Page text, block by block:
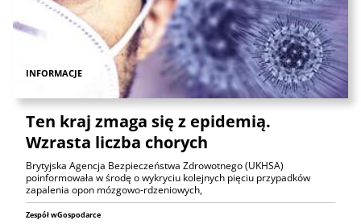
INFORMACJE
Ten kraj zmaga się z epidemią.
Wzrasta liczba chorych
Brytyjska Agencja Bezpieczeństwa Zdrowotnego (UKHSA)
poinformowała w środę o wykryciu kolejnych pięciu przypadków
zapalenia opon mózgowo-rdzeniowych,
Zespół wGospodarce